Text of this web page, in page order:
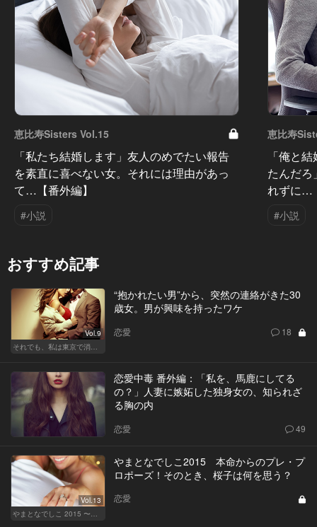
恵比寿Sisters Vol.15
「私たち結婚します」友人のめでたい報告
を素直に喜べない女。それには理由があっ
て…【番外編】
#小説
恵比寿
「俺と
たんだ
れずに…
#小説
おすすめ記事
Vol.9
それでも、私は東京で消耗する
“抱かれたい男”から、突然の連絡がきた30
歳女。男が興味を持ったワケ
恋愛 18
恋愛中毒 番外編：「私を、馬鹿にしてる
の？」人妻に嫉妬した独身女の、知られざ
る胸の内
恋愛 49
Vol.13
やまとなでしこ 2015 〜極上の結婚〜
やまとなでしこ2015 本命からのプレ・プ
ロポーズ！そのとき、桜子は何を思う？
恋愛